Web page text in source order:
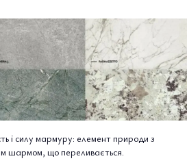
і силу мармуру: елемент природи з
шармом, що переливається.